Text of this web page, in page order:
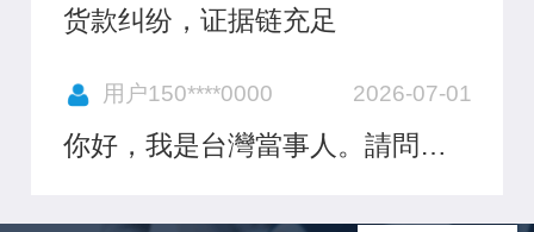
货款纠纷，证据链充足
用户150****0000 2026-07-01
你好，我是台灣當事人。請問你
於惠州強制執行嗎？ 是否可以查